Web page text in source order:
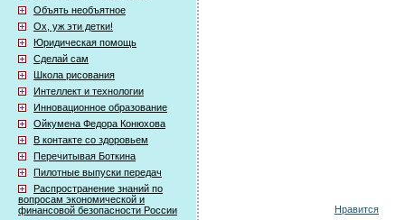
Объять необъятное
Ох, уж эти детки!
Юридическая помощь
Сделай сам
Школа рисования
Интеллект и технологии
Инновационное образование
Ойкумена Федора Конюхова
В контакте со здоровьем
Перечитывая Боткина
Пилотные выпуски передач
Распространение знаний по
вопросам экономической и
финансовой безопасности России
Нравится